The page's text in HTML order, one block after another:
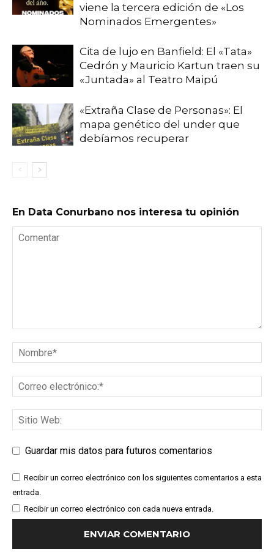
viene la tercera edición de «Los
Nominados Emergentes»
Cita de lujo en Banfield: El «Tata»
Cedrón y Mauricio Kartun traen su
«Juntada» al Teatro Maipú
«Extraña Clase de Personas»: El
mapa genético del under que
debíamos recuperar
En Data Conurbano nos interesa tu opinión
Guardar mis datos para futuros comentarios
Recibir un correo electrónico con los siguientes comentarios a esta
entrada.
Recibir un correo electrónico con cada nueva entrada.